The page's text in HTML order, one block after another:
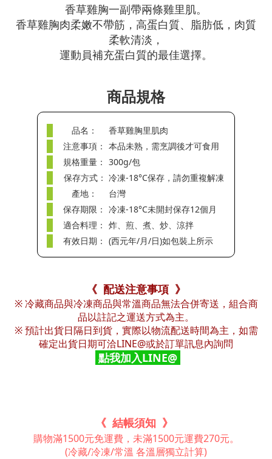
香草雞胸一副帶兩條雞里肌。
香草雞胸肉柔嫩不帶筋，高蛋白質、脂肪低，肉質
柔軟清淡，
運動員補充蛋白質的最佳選擇。
商品規格
品名：
香草雞胸里肌肉
注意事項： 本品未熟，需烹調後才可食用
規格重量： 300g/包
保存方式： 冷凍-18°C保存，請勿重複解凍
產地：
台灣
保存期限： 冷凍-18°C未開封保存12個月
適合料理： 炸、煎、煮、炒、涼拌
有效日期： (西元年/月/日)如包裝上所示
《 配送注意事項 》
※ 冷藏商品與冷凍商品與常溫商品無法合併寄送，組合商
品以註記之運送方式為主。
※ 預計出貨日隔日到貨，實際以物流配送時間為主，如需
確定出貨日期可洽LINE@或於訂單訊息內詢問
點我加入LINE@
《 結帳須知 》
購物滿1500元免運費，未滿1500元運費270元。
(冷藏/冷凍/常溫 各溫層獨立計算)